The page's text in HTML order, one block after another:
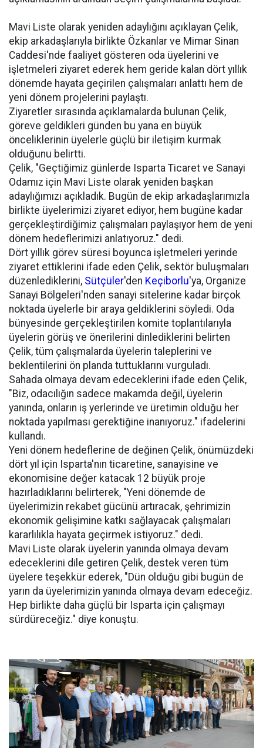
Mavi Liste olarak yeniden adaylığını açıklayan Çelik,
ekip arkadaşlarıyla birlikte Özkanlar ve Mimar Sinan
Caddesi'nde faaliyet gösteren oda üyelerini ve
işletmeleri ziyaret ederek hem geride kalan dört yıllık
dönemde hayata geçirilen çalışmaları anlattı hem de
yeni dönem projelerini paylaştı.
Ziyaretler sırasında açıklamalarda bulunan Çelik,
göreve geldikleri günden bu yana en büyük
önceliklerinin üyelerle güçlü bir iletişim kurmak
olduğunu belirtti.
Çelik, "Geçtiğimiz günlerde Isparta Ticaret ve Sanayi
Odamız için Mavi Liste olarak yeniden başkan
adaylığımızı açıkladık. Bugün de ekip arkadaşlarımızla
birlikte üyelerimizi ziyaret ediyor, hem bugüne kadar
gerçekleştirdiğimiz çalışmaları paylaşıyor hem de yeni
dönem hedeflerimizi anlatıyoruz." dedi.
Dört yıllık görev süresi boyunca işletmeleri yerinde
ziyaret ettiklerini ifade eden Çelik, sektör buluşmaları
düzenlediklerini, Sütçüler'den Keçiborlu'ya, Organize
Sanayi Bölgeleri'nden sanayi sitelerine kadar birçok
noktada üyelerle bir araya geldiklerini söyledi. Oda
bünyesinde gerçekleştirilen komite toplantılarıyla
üyelerin görüş ve önerilerini dinlediklerini belirten
Çelik, tüm çalışmalarda üyelerin taleplerini ve
beklentilerini ön planda tuttuklarını vurguladı.
Sahada olmaya devam edeceklerini ifade eden Çelik,
"Biz, odacılığın sadece makamda değil, üyelerin
yanında, onların iş yerlerinde ve üretimin olduğu her
noktada yapılması gerektiğine inanıyoruz." ifadelerini
kullandı.
Yeni dönem hedeflerine de değinen Çelik, önümüzdeki
dört yıl için Isparta'nın ticaretine, sanayisine ve
ekonomisine değer katacak 12 büyük proje
hazırladıklarını belirterek, "Yeni dönemde de
üyelerimizin rekabet gücünü artıracak, şehrimizin
ekonomik gelişimine katkı sağlayacak çalışmaları
kararlılıkla hayata geçirmek istiyoruz." dedi.
Mavi Liste olarak üyelerin yanında olmaya devam
edeceklerini dile getiren Çelik, destek veren tüm
üyelere teşekkür ederek, "Dün olduğu gibi bugün de
yarın da üyelerimizin yanında olmaya devam edeceğiz.
Hep birlikte daha güçlü bir Isparta için çalışmayı
sürdüreceğiz." diye konuştu.